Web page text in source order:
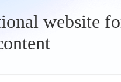
website